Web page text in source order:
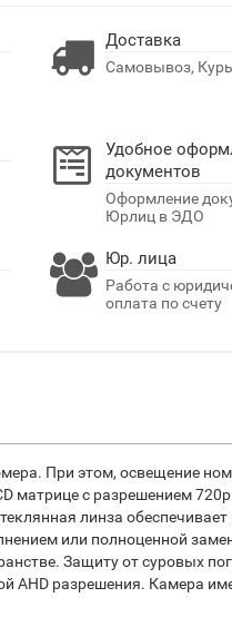
Доставка
Самовывоз,
Удобное
документов
Оформление
Юрлиц в ЭДО
Юр. лица
Работа с
оплата по счету
При этом, освещение
матрице с разрешением
линза
или полноценной
Защиту от суровых
AHD разрешения. Камера